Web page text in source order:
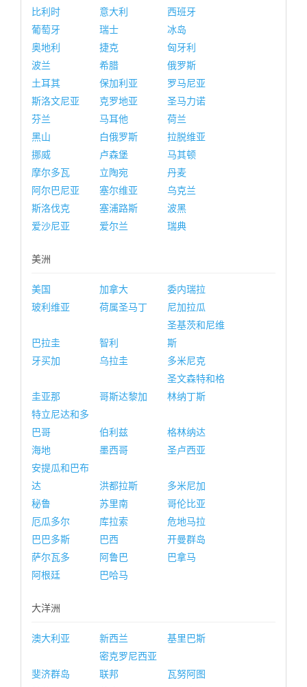
比利时
意大利
西班牙
葡萄牙
瑞士
冰岛
奥地利
捷克
匈牙利
波兰
希腊
俄罗斯
土耳其
保加利亚
罗马尼亚
斯洛文尼亚
克罗地亚
圣马力诺
芬兰
马耳他
荷兰
黑山
白俄罗斯
拉脱维亚
挪威
卢森堡
马其顿
摩尔多瓦
立陶宛
丹麦
阿尔巴尼亚
塞尔维亚
乌克兰
斯洛伐克
塞浦路斯
波黑
爱沙尼亚
爱尔兰 瑞典
美洲
美国 加拿大
委内瑞拉
玻利维亚
荷属圣马丁 尼加拉瓜
巴拉圭 智利
圣基茨和尼维
斯
牙买加
乌拉圭 多米尼克
圭亚那 哥斯达黎加
圣文森特和格
林纳丁斯
特立尼达和多
巴哥
伯利兹
格林纳达
海地
墨西哥
圣卢西亚
安提瓜和巴布
达
洪都拉斯
多米尼加
秘鲁
苏里南
哥伦比亚
厄瓜多尔
库拉索
危地马拉
巴巴多斯
巴西
开曼群岛
萨尔瓦多
阿鲁巴
巴拿马
阿根廷
巴哈马
大洋洲
澳大利亚 新西兰 基里巴斯
斐济群岛
密克罗尼西亚
联邦
瓦努阿图